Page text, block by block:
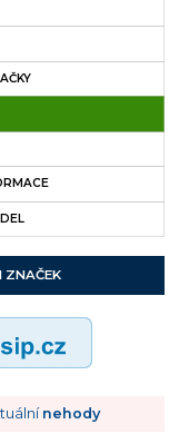
ZNAČEK
nehody